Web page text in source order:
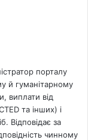
порталу
й гуманітарному
виплати від
та інших) і
Відповідає за
чинному